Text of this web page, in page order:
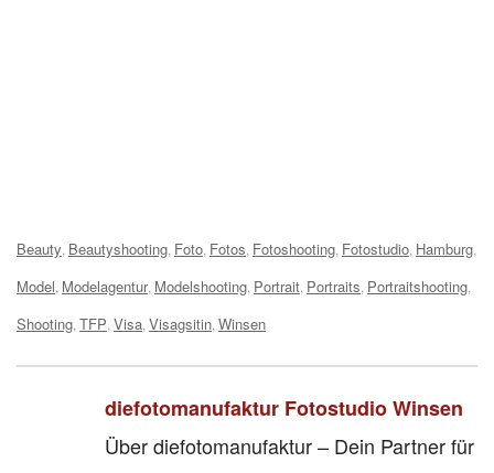
Tags:
Beauty Beautyshooting Foto Fotos Fotoshooting Fotostudio Hamburg
Model Modelagentur, Modelshooting Portrait Portraits Portraitshooting
Shooting TFP Visa Visagsitin Winsen
diefotomanufaktur Fotostudio Winsen
Über diefotomanufaktur – Dein Partner für